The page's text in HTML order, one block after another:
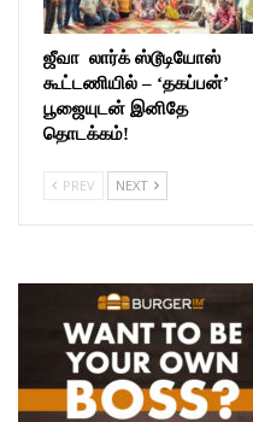
ஜீவா லார்க் ஸ்டூடியோஸ்
கூட்டணியில் – ‘தகப்பன்’
பூஜையுடன் இனிதே
தொடக்கம்!
PREV NEXT